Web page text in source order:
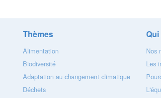
Thèmes
Alimentation
Biodiversité
Adaptation au changement climatique
Déchets
Nos
Les